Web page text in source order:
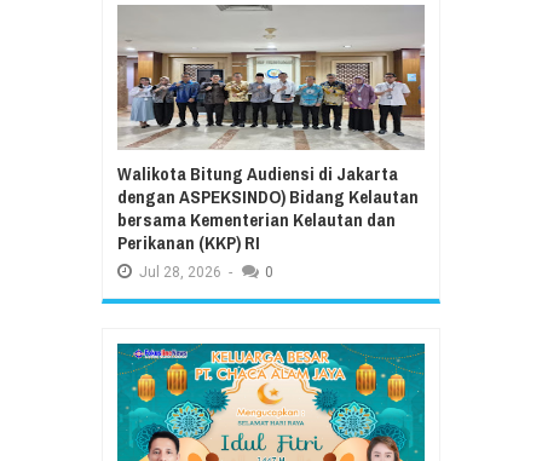
Walikota Bitung Audiensi di Jakarta
dengan ASPEKSINDO) Bidang Kelautan
bersama Kementerian Kelautan dan
Perikanan (KKP) RI
Jul 28, 2026 - 0